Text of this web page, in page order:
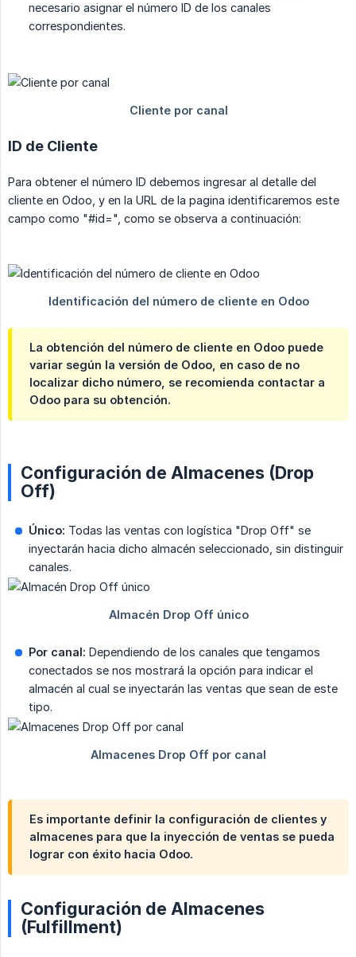
necesario asignar el número ID de los canales
correspondientes.
ID de Cliente
Para obtener el número ID debemos ingresar al detalle del
cliente en Odoo, y en la URL de la pagina identificaremos este
campo como "#id=", como se observa a continuación:
La obtención del número de cliente en Odoo puede
variar según la versión de Odoo, en caso de no
localizar dicho número, se recomienda contactar a
Odoo para su obtención.
Configuración de Almacenes (Drop
Off)
Único: Todas las ventas con logística "Drop Off" se
inyectarán hacia dicho almacén seleccionado, sin distinguir
canales.
Por canal: Dependiendo de los canales que tengamos
conectados se nos mostrará la opción para indicar el
almacén al cual se inyectarán las ventas que sean de este
tipo.
Es importante definir la configuración de clientes y
almacenes para que la inyección de ventas se pueda
lograr con éxito hacia Odoo.
Configuración de Almacenes
(Fulfillment)